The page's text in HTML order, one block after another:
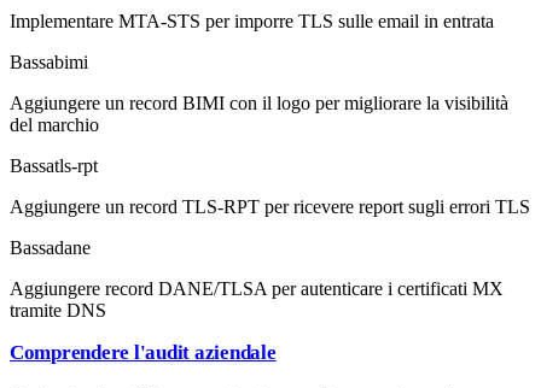
Implementare MTA-STS per imporre TLS sulle email in entrata
Bassabimi
Aggiungere un record BIMI con il logo per migliorare la visibilità
del marchio
Bassatls-rpt
Aggiungere un record TLS-RPT per ricevere report sugli errori TLS
Bassadane
Aggiungere record DANE/TLSA per autenticare i certificati MX
tramite DNS
Comprendere l'audit aziendale